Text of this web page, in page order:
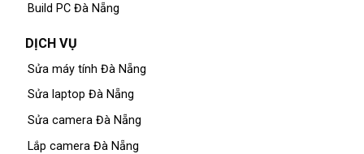
Build PC Đà Nẵng
DỊCH VỤ
Sửa máy tính Đà Nẵng
Sửa laptop Đà Nẵng
Sửa camera Đà Nẵng
Lắp camera Đà Nẵng